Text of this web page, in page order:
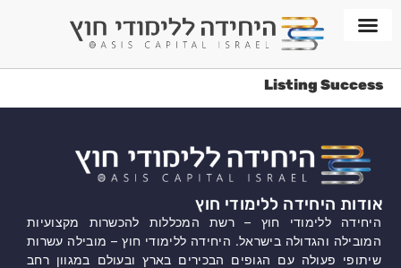
Listing Success
אודות היחידה ללימודי חוץ
היחידה ללימודי חוץ – רשת המכללות להכשרות מקצועיות
המובילה והגדולה בישראל. היחידה ללימודי חוץ – מובילה עשרות
שיתופי פעולה עם הגופים הבכירים בארץ ובעולם במגוון רחב